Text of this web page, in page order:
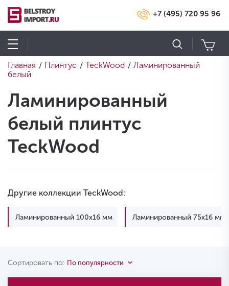
+7 (495) 720 95 96
Главная / Плинтус / TeckWood / Ламинированный
белый
Ламинированный
белый плинтус
TeckWood
Другие коллекции TeckWood:
Ламинированный 100х16 мм Ламинированный 75х16 мм
Сортировать по: По популярности